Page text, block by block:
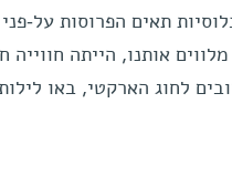
תאים הפרוסות על-פני
אותנו, הייתה חווייה
לחוג הארקטי, באו